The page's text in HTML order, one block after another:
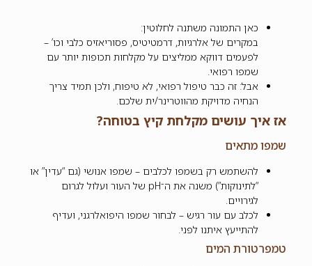
כאן התמונה משתנה לחלוטין:
במקרים של אלרגיות, דרמטיטיס, פסוריאזיס כלבי וכו’ –
לפעמים דווקא ממליצים על מקלחות תכופות יותר עם
שמפו רפואי.
אבל: זה כבר טיפול רפואי, לא טיפוח, ולכן תמיד צריך
הנחיה מדויקת מהווטרינר/ית שלכם.
אז איך עושים מקלחת קיץ בטוחה?
שמפו מתאים
להשתמש רק בשמפו לכלבים – שמפו אנושי (גם “עדין” או
“לתינוקות”) משנה את ה־pH של העור ועלול לגרום
לגירויים.
לכלב עם עור רגיש – לבחור שמפו היפואלרגני, ועדיף
להתייעץ איתנו לפני.
טמפרטורת המים